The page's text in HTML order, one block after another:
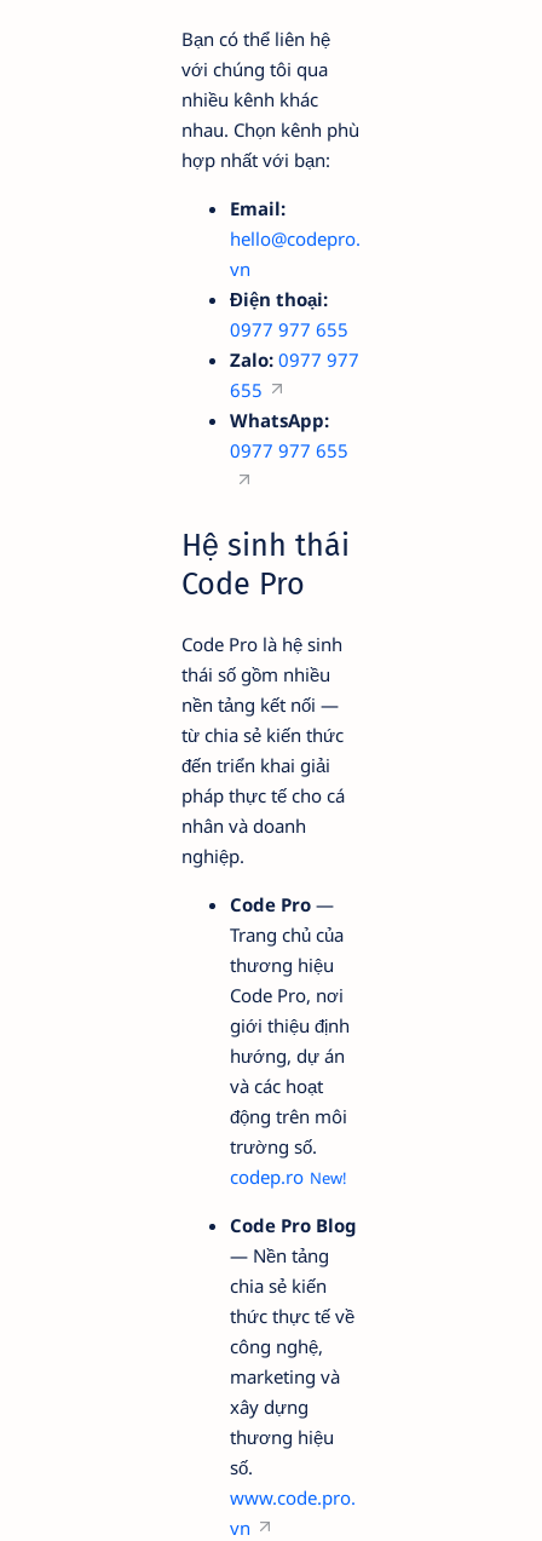
Bạn có thể liên hệ
với chúng tôi qua
nhiều kênh khác
nhau. Chọn kênh phù
hợp nhất với bạn:
Email:
hello@codepro.
vn
Điện thoại:
0977 977 655
Zalo: 0977 977
655
WhatsApp:
0977 977 655
Hệ sinh thái
Code Pro
Code Pro là hệ sinh
thái số gồm nhiều
nền tảng kết nối —
từ chia sẻ kiến thức
đến triển khai giải
pháp thực tế cho cá
nhân và doanh
nghiệp.
Code Pro —
Trang chủ của
thương hiệu
Code Pro, nơi
giới thiệu định
hướng, dự án
và các hoạt
động trên môi
trường số.
codep.ro
Code Pro Blog
— Nền tảng
chia sẻ kiến
thức thực tế về
công nghệ,
marketing và
xây dựng
thương hiệu
số.
www.code.pro.
vn